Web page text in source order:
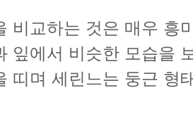
비교하는 것은 매우 흥
잎에서 비슷한 모습을
띠며 세린느는 둥근 형